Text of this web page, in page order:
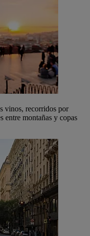
vinos, recorridos por
entre montañas y copas